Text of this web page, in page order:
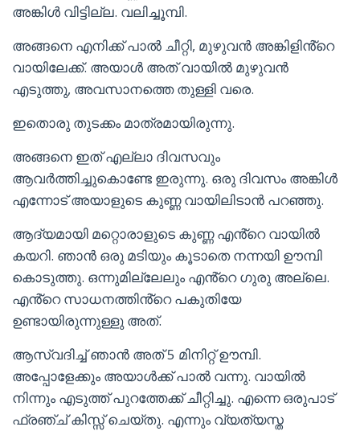
അങ്കിൾ വിട്ടില്ല. വലിച്ചൂമ്പി.
അങ്ങനെ എനിക്ക് പാൽ ചീറ്റി, മുഴുവൻ അങ്കിളിൻ്റെ
വായിലേക്ക്. അയാൾ അത് വായിൽ മുഴുവൻ
എടുത്തു, അവസാനത്തെ തുള്ളി വരെ.
ഇതൊരു തുടക്കം മാത്രമായിരുന്നു.
അങ്ങനെ ഇത് എല്ലാ ദിവസവും
ആവർത്തിച്ചുകൊണ്ടേ ഇരുന്നു. ഒരു ദിവസം അങ്കിൾ
എന്നോട് അയാളുടെ കുണ്ണ വായിലിടാൻ പറഞ്ഞു.
ആദ്യമായി മറ്റൊരാളുടെ കുണ്ണ എൻ്റെ വായിൽ
കയറി. ഞാൻ ഒരു മടിയും കൂടാതെ നന്നയി ഊമ്പി
കൊടുത്തു. ഒന്നുമില്ലേലും എൻ്റെ ഗുരു അല്ലെ.
എൻ്റെ സാധനത്തിൻ്റെ പകുതിയേ
ഉണ്ടായിരുന്നുള്ളു അത്.
ആസ്വദിച്ച് ഞാൻ അത് 5 മിനിറ്റ് ഊമ്പി.
അപ്പോളേക്കും അയാൾക്ക് പാൽ വന്നു. വായിൽ
നിന്നും എടുത്ത് പുറത്തേക്ക് ചീറ്റിച്ചു. എന്നെ ഒരുപാട്
ഫ്രഞ്ച് കിസ്സ് ചെയ്തു. എന്നും വ്യത്യസ്ത